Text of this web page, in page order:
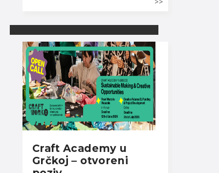
Craft Academy u
Grčkoj – otvoreni